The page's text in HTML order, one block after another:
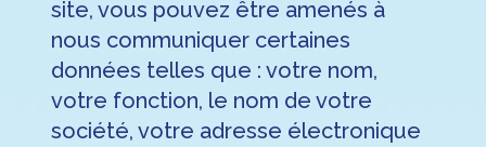
site, vous pouvez être amenés à
nous communiquer certaines
données telles que : votre nom,
votre fonction, le nom de votre
société, votre adresse électronique